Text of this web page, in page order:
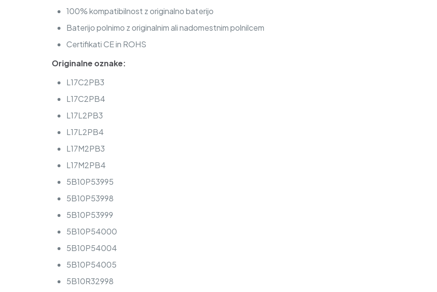
100% kompatibilnost z originalno baterijo
Baterijo polnimo z originalnim ali nadomestnim polnilcem
Certifikati CE in ROHS
Originalne oznake:
L17C2PB3
L17C2PB4
L17L2PB3
L17L2PB4
L17M2PB3
L17M2PB4
5B10P53995
5B10P53998
5B10P53999
5B10P54000
5B10P54004
5B10P54005
5B10R32998